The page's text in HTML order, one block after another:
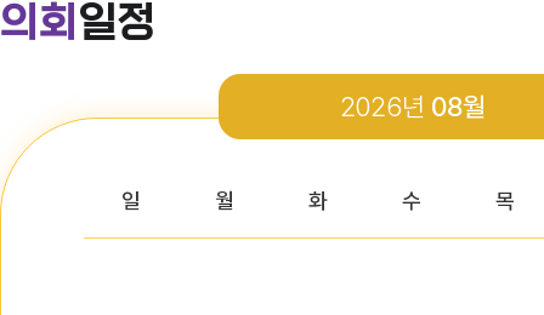
의회 일정
2026년 08월
일 월 화 수 목